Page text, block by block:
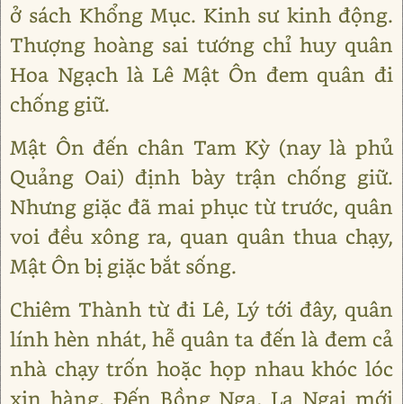
ở sách Khổng Mục. Kinh sư kinh động.
Thượng hoàng sai tướng chỉ huy quân
Hoa Ngạch là Lê Mật Ôn đem quân đi
chống giữ.
Mật Ôn đến chân Tam Kỳ (nay là phủ
Quảng Oai) định bày trận chống giữ.
Nhưng giặc đã mai phục từ trước, quân
voi đều xông ra, quan quân thua chạy,
Mật Ôn bị giặc bắt sống.
Chiêm Thành từ đi Lê, Lý tới đây, quân
lính hèn nhát, hễ quân ta đến là đem cả
nhà chạy trốn hoặc họp nhau khóc lóc
xin hàng. Đến Bồng Nga, La Ngai mới